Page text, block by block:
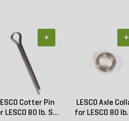
Cotter Pin
LESCO 80 lb. S...
+
LESCO Axle
for LESCO 80
+